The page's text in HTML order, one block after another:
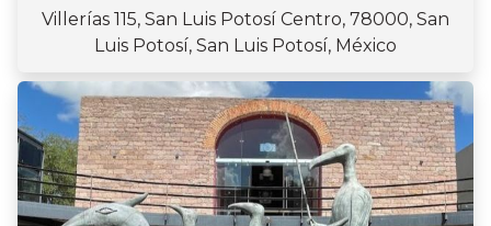
Villerías 115, San Luis Potosí Centro, 78000, San
Luis Potosí, San Luis Potosí, México